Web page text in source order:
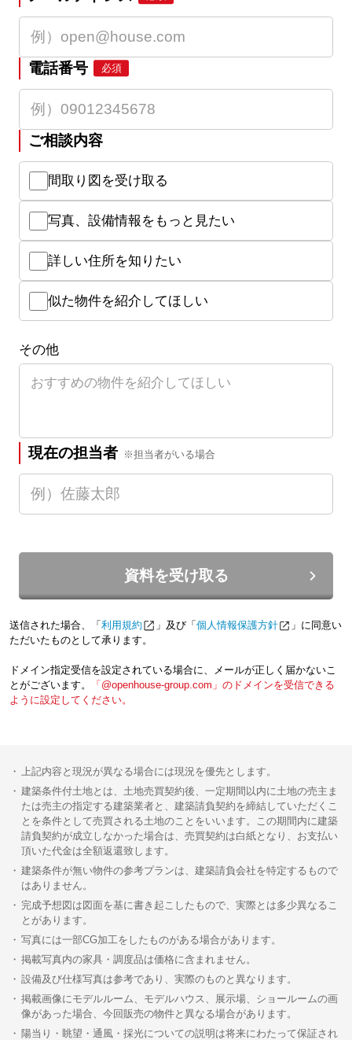
電話番号 必須
ご相談内容
間取り図を受け取る
写真、設備情報をもっと見たい
詳しい住所を知りたい
似た物件を紹介してほしい
その他
現在の担当者 ※担当者がいる場合
資料を受け取る
送信された場合、「 利用規約 」及び「 個人情報保護方針
」に同意い
ただいたものとして承ります。
ドメイン指定受信を設定されている場合に、メールが正しく届かないこ
とがございます。
「@openhouse-group.com」のドメインを受信できる
ように設定してください。
上記内容と現況が異なる場合には現況を優先とします。
建築条件付土地とは、土地売買契約後、一定期間以内に土地の売主ま
たは売主の指定する建築業者と、建築請負契約を締結していただくこ
とを条件として売買される土地のことをいいます。この期間内に建築
請負契約が成立しなかった場合は、売買契約は白紙となり、お支払い
頂いた代金は全額返還致します。
建築条件が無い物件の参考プランは、建築請負会社を特定するもので
はありません。
完成予想図は図面を基に書き起こしたもので、実際とは多少異なるこ
とがあります。
写真には一部CG加工をしたものがある場合があります。
掲載写真内の家具・調度品は価格に含まれません。
設備及び仕様写真は参考であり、実際のものと異なります。
掲載画像にモデルルーム、モデルハウス、展示場、ショールームの画
像があった場合、今回販売の物件と異なる場合があります。
陽当り・眺望・通風・採光についての説明は将来にわたって保証され